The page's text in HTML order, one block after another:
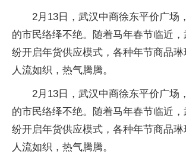
2月13日，武汉中商徐东平价广场
的市民络绎不绝。随着马年春节临近
纷开启年货供应模式，各种年节商品
人流如织，热气腾腾。
2月13日，武汉中商徐东平价广场
的市民络绎不绝。随着马年春节临近
纷开启年货供应模式，各种年节商品
人流如织，热气腾腾。